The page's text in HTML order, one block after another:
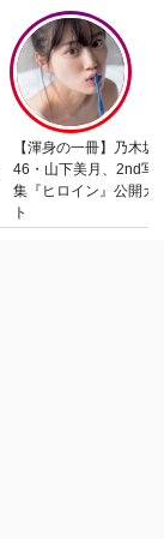
【渾身の一冊】乃木坂
46・山下美月、2nd写
集『ヒロイン』公開カ
ト